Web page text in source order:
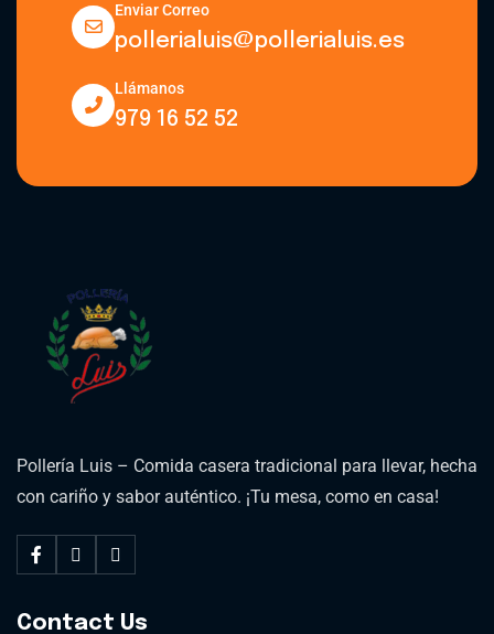
Enviar Correo
pollerialuis@pollerialuis.es
Llámanos
979 16 52 52
Pollería Luis – Comida casera tradicional para llevar, hecha
con cariño y sabor auténtico. ¡Tu mesa, como en casa!
Contact Us